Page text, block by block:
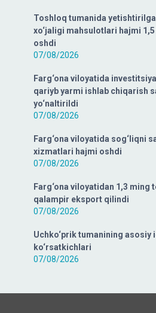
Toshloq tumanida
xo‘jaligi mahsulotlari hajmi
oshdi
07/08/2026
Farg‘ona viloyatida
qariyb yarmi ishlab chiqarish
yo‘naltirildi
07/08/2026
Farg‘ona viloyatida sog‘liqni
xizmatlari hajmi oshdi
07/08/2026
Farg‘ona viloyatidan 1,3 ming
qalampir eksport qilindi
07/08/2026
Uchko‘prik tumanining asosiy
ko‘rsatkichlari
07/08/2026